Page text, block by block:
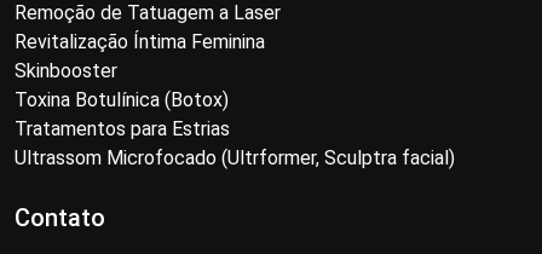
Remoção de Tatuagem a Laser
Revitalização Íntima Feminina
Skinbooster
Toxina Botulínica (Botox)
Tratamentos para Estrias
Ultrassom Microfocado (Ultrformer, Sculptra facial)
Contato